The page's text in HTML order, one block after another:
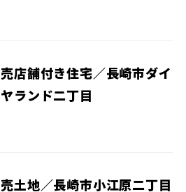
売店舗付き住宅／長崎市ダイ
ヤランド二丁目
売土地／長崎市小江原二丁目